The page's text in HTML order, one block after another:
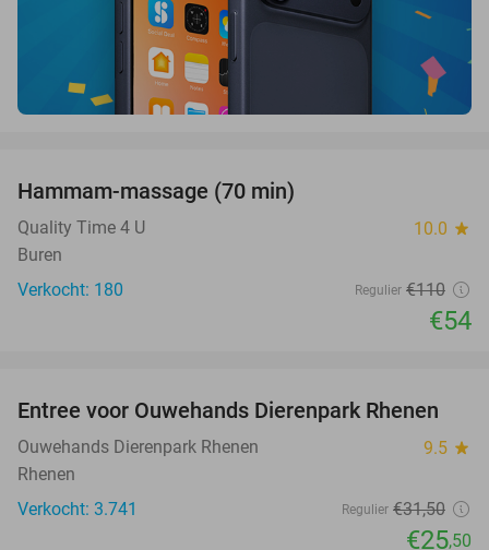
OUT
Hammam-massage (70 min)
Quality Time 4 U 10.0 star
Buren
Verkocht: 180
Regulier €110
€54
19%
Entree voor Ouwehands Dierenpark Rhenen
Ouwehands Dierenpark Rhenen 9.5 star
Rhenen
Verkocht: 3.741
Regulier €31,50
€25,50